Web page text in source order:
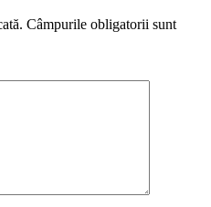
Câmpurile obligatorii sunt